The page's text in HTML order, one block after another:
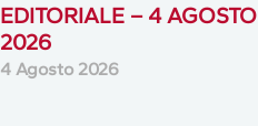
EDITORIALE – 4 AGOSTO
2026
4 Agosto 2026